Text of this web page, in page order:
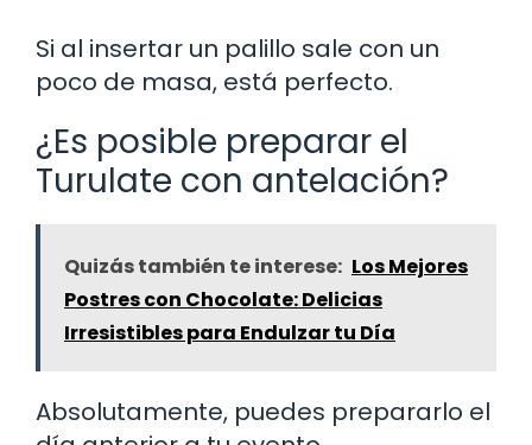
Si al insertar un palillo sale con un
poco de masa, está perfecto.
¿Es posible preparar el
Turulate con antelación?
Quizás también te interese: Los Mejores
Postres con Chocolate: Delicias
Irresistibles para Endulzar tu Día
Absolutamente, puedes prepararlo el